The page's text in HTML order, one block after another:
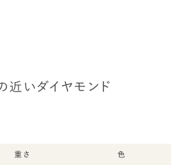
近いダイヤモンド
重さ 色